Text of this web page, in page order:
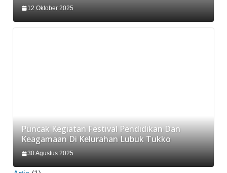
12 Oktober 2025
Puncak Kegiatan Festival Pendidikan Dan
Keagamaan Di Kelurahan Lubuk Tukko
30 Agustus 2025